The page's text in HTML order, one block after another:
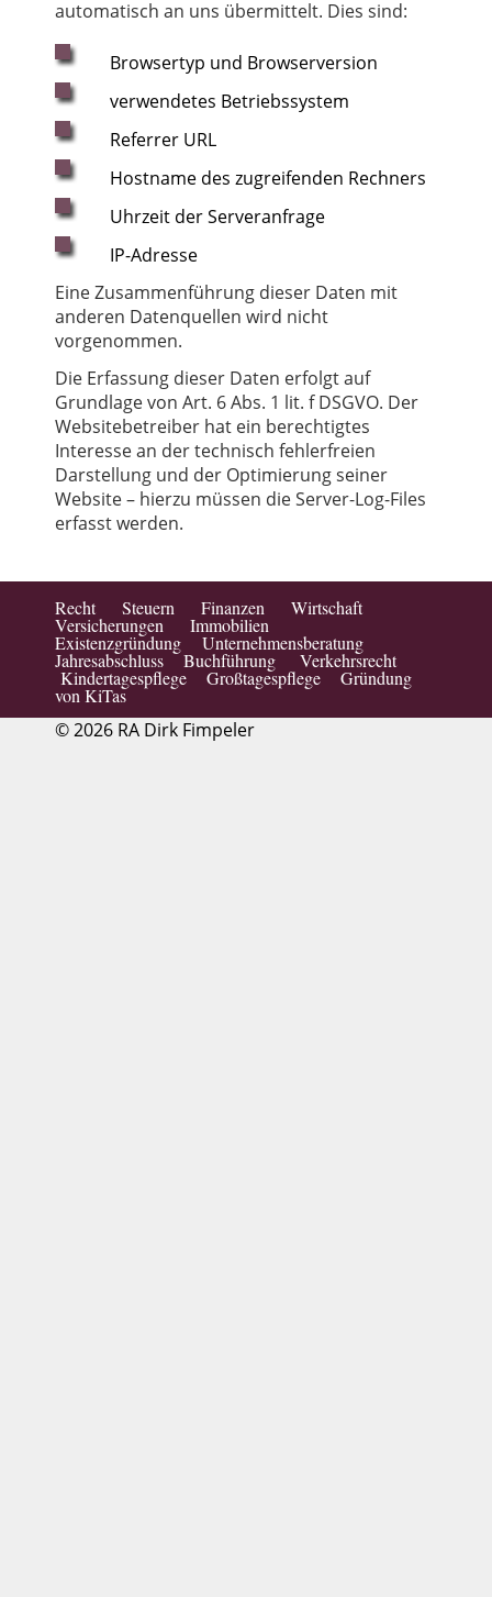
automatisch an uns übermittelt. Dies sind:
Browsertyp und Browserversion
verwendetes Betriebssystem
Referrer URL
Hostname des zugreifenden Rechners
Uhrzeit der Serveranfrage
IP-Adresse
Eine Zusammenführung dieser Daten mit
anderen Datenquellen wird nicht
vorgenommen.
Die Erfassung dieser Daten erfolgt auf
Grundlage von Art. 6 Abs. 1 lit. f DSGVO. Der
Websitebetreiber hat ein berechtigtes
Interesse an der technisch fehlerfreien
Darstellung und der Optimierung seiner
Website – hierzu müssen die Server-Log-Files
erfasst werden.
Recht Steuern Finanzen Wirtschaft
Versicherungen Immobilien
Existenzgründung Unternehmensberatung
Jahresabschluss Buchführung Verkehrsrecht
Kindertagespflege Großtagespflege Gründung
von KiTas
© 2026 RA Dirk Fimpeler